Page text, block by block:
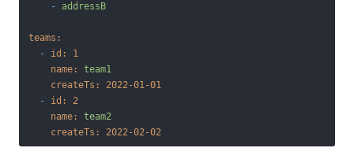
-
addressB
teams:
-
id:
1
name:
team1
createTs:
2022-01-01
-
id:
2
name:
team2
createTs:
2022-02-02